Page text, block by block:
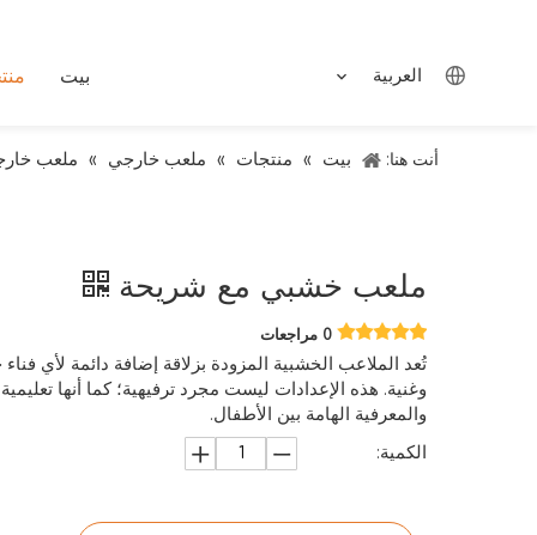
بيت العربية
أنت هنا: بيت » منتجات » ملعب خارجي » ملعب
ملعب خشبي مع شريحة
0 مراجعات
تُعد الملاعب الخشبية المزودة بزلاقة إضافة دائمة لأي
وغنية. هذه الإعدادات ليست مجرد ترفيهية؛ كما أنها
والمعرفية الهامة بين الأطفال.
الكمية: